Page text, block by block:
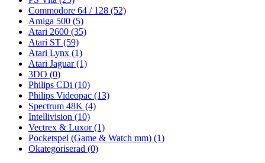
Commodore 64 / 128 (52)
Amiga 500 (5)
Atari 2600 (35)
Atari ST (59)
Atari Lynx (1)
Atari Jaguar(1)
3DO (0)
Philips CDi (10)
Philips Videopac (13)
Spectrum 48K (4)
Intellivision (10)
Vectrex & Luxor(1)
Pocketspel (Game & Watch mm) (1)
Okategoriserad (0)